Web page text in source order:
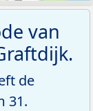
van
de
31.